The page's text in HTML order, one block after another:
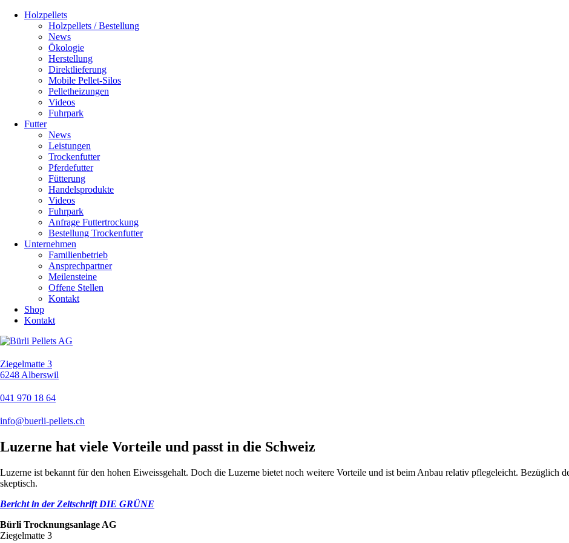
Holzpellets
Holzpellets / Bestellung
News
Ökologie
Herstellung
Direktlieferung
Mobile Pellet-Silos
Pelletheizungen
Videos
Fuhrpark
Futter
News
Leistungen
Trockenfutter
Pferdefutter
Fütterung
Handelsprodukte
Videos
Fuhrpark
Anfrage Futtertrockung
Bestellung Trockenfutter
Unternehmen
Familienbetrieb
Ansprechpartner
Meilensteine
Offene Stellen
Kontakt
Shop
Kontakt
Ziegelmatte 3
6248 Alberswil
041 970 18 64
info@buerli-pellets.ch
Luzerne hat viele Vorteile und passt in die Schweiz
Luzerne ist bekannt für den hohen Eiweissgehalt. Doch die Luzerne bietet noch weitere Vorteile und ist beim Anbau relativ pflegeleicht.
skeptisch.
Bericht in der Zeitschrift DIE GRÜNE
Bürli Trocknungsanlage AG
Ziegelmatte 3